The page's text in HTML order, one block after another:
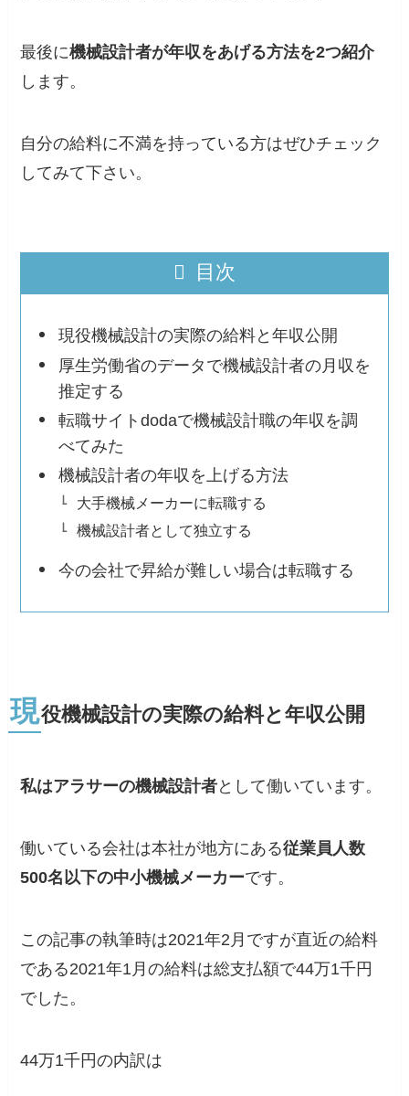
最後に機械設計者が年収をあげる方法を2つ紹介
します。
自分の給料に不満を持っている方はぜひチェック
してみて下さい。
目次
現役機械設計の実際の給料と年収公開
厚生労働省のデータで機械設計者の月収を
推定する
転職サイトdodaで機械設計職の年収を調
べてみた
機械設計者の年収を上げる方法
大手機械メーカーに転職する
機械設計者として独立する
今の会社で昇給が難しい場合は転職する
現役機械設計の実際の給料と年収公開
私はアラサーの機械設計者として働いています。
働いている会社は本社が地方にある従業員人数
500名以下の中小機械メーカーです。
この記事の執筆時は2021年2月ですが直近の給料
である2021年1月の給料は総支払額で44万1千円
でした。
44万1千円の内訳は